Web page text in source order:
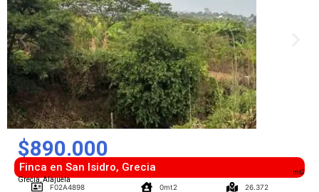
mt2
$890.000
Finca en San Isidro, Grecia
Grecia, Alajuela
F02A4898 0mt2
26.372